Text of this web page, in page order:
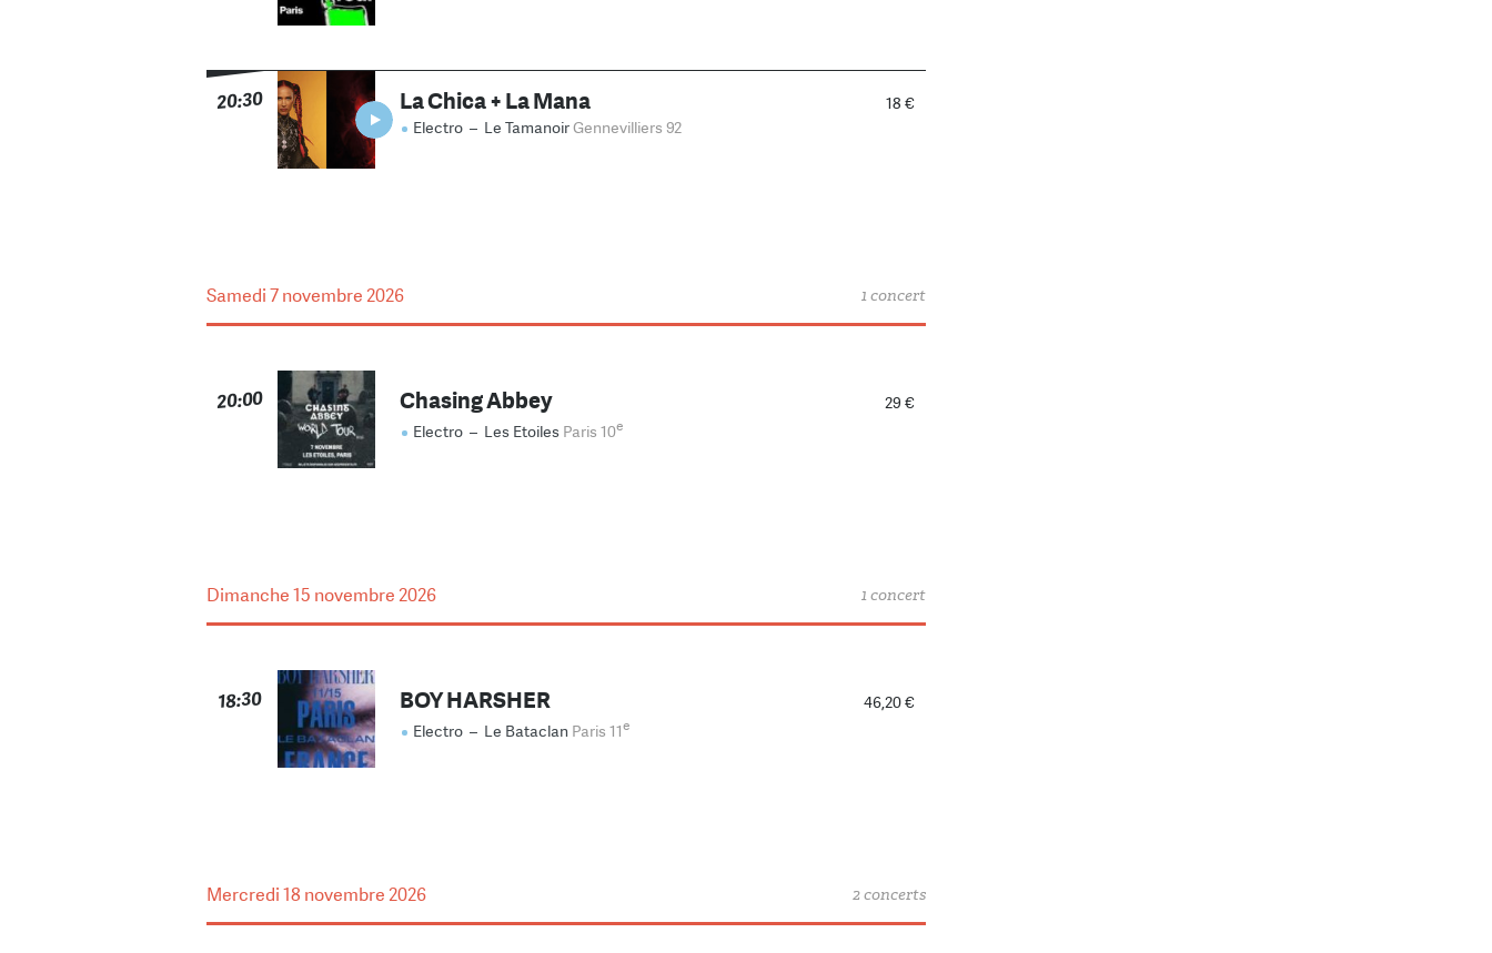
20:30 18 €
La Chica + La Mana
Electro – Le TamanoirGennevilliers 92
Samedi7 novembre 2026 1 concert
20:00 29 €
Chasing Abbey
Electro – Les Etoiles Paris 10e
Dimanche15 novembre 2026 1 concert
18:30 46,20 €
BOY HARSHER
Electro – Le Bataclan Paris 11e
Mercredi18 novembre 2026 2 concerts